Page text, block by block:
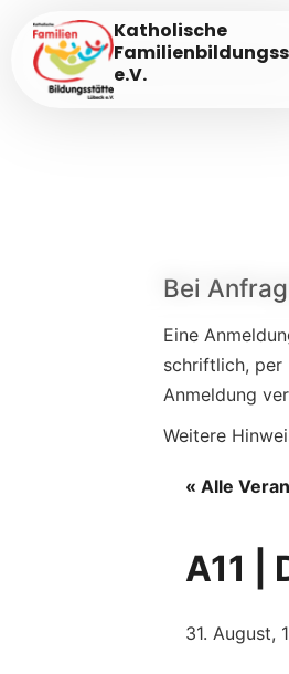
Katholische
e.V.
Bei
Eine
schriftlich, per
Anmeldung
Weitere
« Alle
A11 |
31. August,